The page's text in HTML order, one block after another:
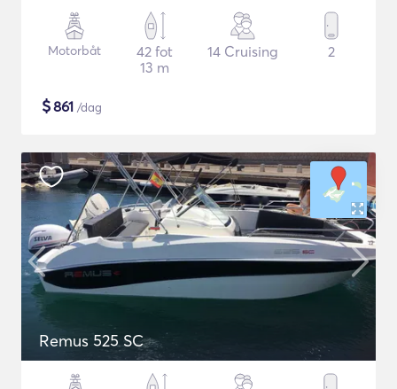
Motorbåt
42 fot
13 m
14 Cruising 2
$861 /dag
Remus 525 SC